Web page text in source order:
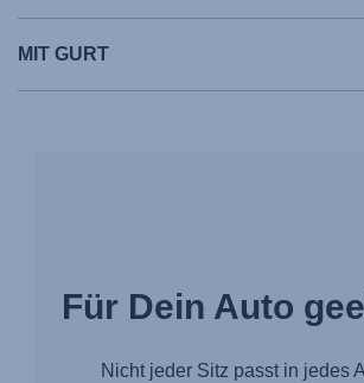
MIT GURT
Für Dein Auto
Nicht jeder Sitz passt in jedes